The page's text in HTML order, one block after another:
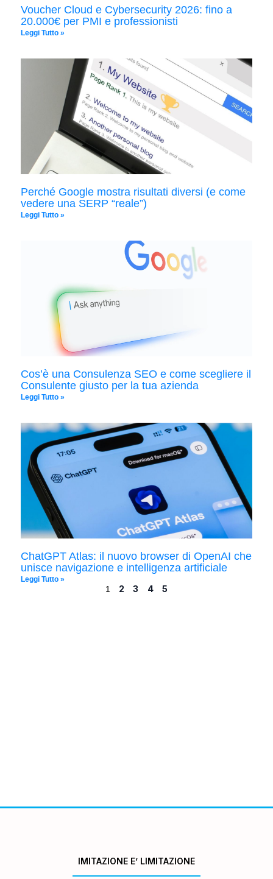
Voucher Cloud e Cybersecurity 2026: fino a
20.000€ per PMI e professionisti
Leggi Tutto »
Perché Google mostra risultati diversi (e come
vedere una SERP “reale”)
Leggi Tutto »
Cos’è una Consulenza SEO e come scegliere il
Consulente giusto per la tua azienda
Leggi Tutto »
ChatGPT Atlas: il nuovo browser di OpenAI che
unisce navigazione e intelligenza artificiale
Leggi Tutto »
1 2 3 4 5
IMITAZIONE E’ LIMITAZIONE